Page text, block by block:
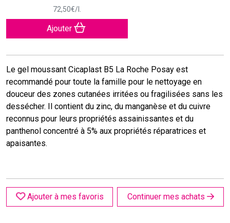
72,50€/
Ajouter
Le gel moussant Cicaplast B5 La Roche Posay est
recommandé pour toute la famille pour le nettoyage en
douceur des zones cutanées irritées ou fragilisées sans les
dessécher. Il contient du zinc, du manganèse et du cuivre
reconnus pour leurs propriétés assainissantes et du
panthenol concentré à 5% aux propriétés réparatrices et
apaisantes.
Ajouter à mes favoris Continuer mes achats